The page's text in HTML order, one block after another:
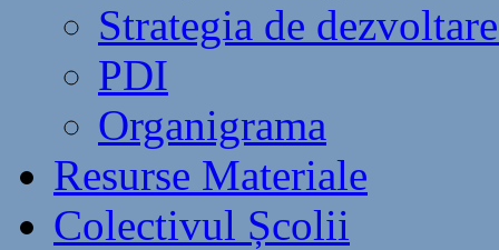
Strategia de
PDI
Organigrama
Resurse Materiale
Colectivul Școlii